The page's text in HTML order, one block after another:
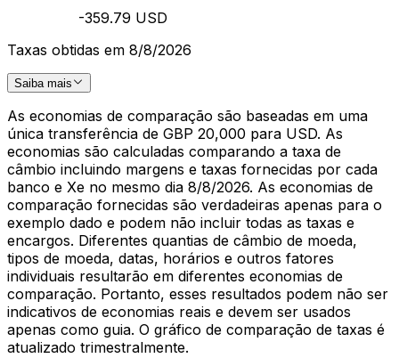
-359.79 USD
Taxas obtidas em 8/8/2026
Saiba mais
As economias de comparação são baseadas em uma
única transferência de GBP 20,000 para USD. As
economias são calculadas comparando a taxa de
câmbio incluindo margens e taxas fornecidas por cada
banco e Xe no mesmo dia 8/8/2026. As economias de
comparação fornecidas são verdadeiras apenas para o
exemplo dado e podem não incluir todas as taxas e
encargos. Diferentes quantias de câmbio de moeda,
tipos de moeda, datas, horários e outros fatores
individuais resultarão em diferentes economias de
comparação. Portanto, esses resultados podem não ser
indicativos de economias reais e devem ser usados
apenas como guia. O gráfico de comparação de taxas é
atualizado trimestralmente.